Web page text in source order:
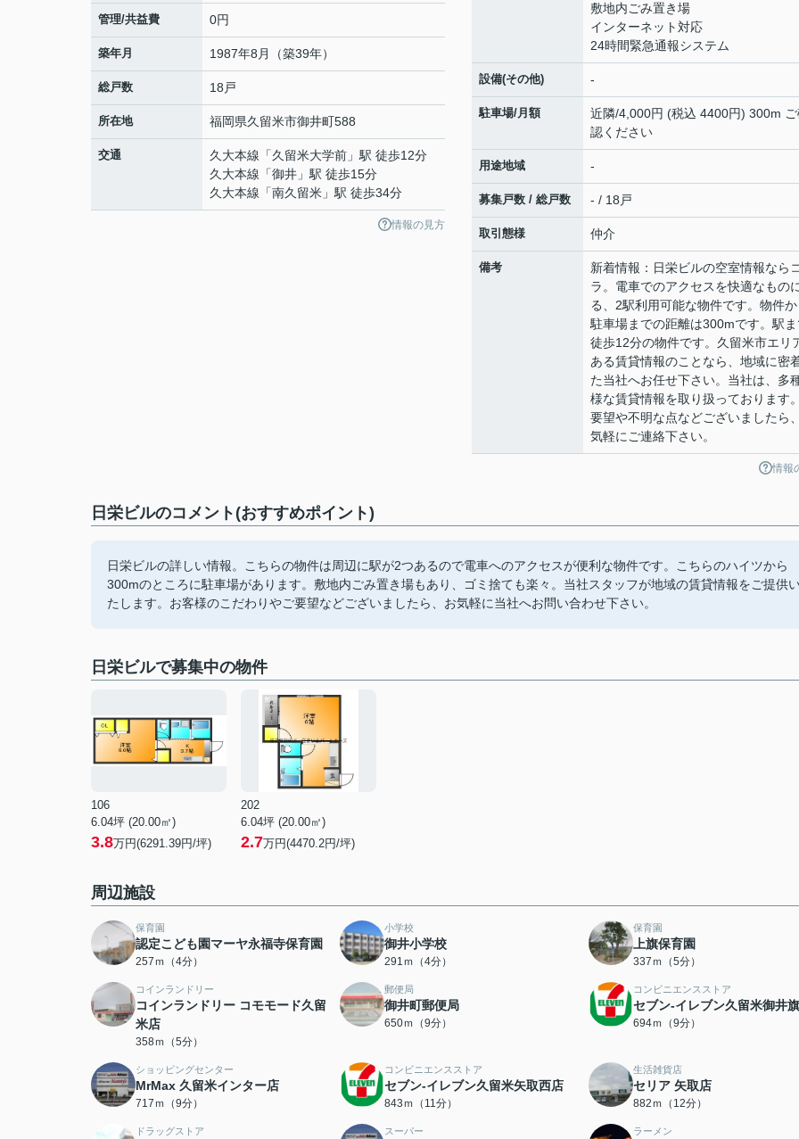
管理/共益費 0円
築年月 1987年8月（築39年）
総戸数 18戸
所在地 福岡県久留米市御井町588
交通 久大本線 「久留米大学前 」駅 徒歩12分
久大本線 「御井 」駅 徒歩15分
久大本線 「南久留米 」駅 徒歩34分
情報の見方
敷地内ごみ置き場
インターネット対応
24時間緊急通報システム
設備(その他) -
駐車場/月額
近隣/4,000円 (税込 4400円) 300m
認ください
用途地域 -
募集戸数 / 総戸数 - / 18戸
取引態様 仲介
備考
新着情報：日栄ビルの空室情報なら
ラ。電車でのアクセスを快適なもの
る、2駅利用可能な物件です。物件
駐車場までの距離は300mです。駅
徒歩12分の物件です。久留米市エリ
ある賃貸情報のことなら、地域に密
た当社へお任せ下さい。当社は、多
様な賃貸情報を取り扱っております
要望や不明な点などございましたら
気軽にご連絡下さい。
情報
日栄ビルのコメント(おすすめポイント)
日栄ビルの詳しい情報。こちらの物件は周辺に駅が2つあるので電車へのアクセスが便利な物件です。こちらのハイツから
300mのところに駐車場があります。敷地内ごみ置き場もあり、ゴミ捨ても楽々。当社スタッフが地域の賃貸情報をご提供
たします。お客様のこだわりやご要望などございましたら、お気軽に当社へお問い合わせ下さい。
日栄ビルで募集中の物件
106
6.04坪 (20.00㎡)
3.8万円(6291.39円/坪)
202
6.04坪 (20.00㎡)
2.7万円(4470.2円/坪)
周辺施設
保育園
認定こども園マーヤ永福寺保育園
257ｍ（4分）
小学校
御井小学校
291ｍ（4分）
保育園
上旗保育園
337ｍ（5分）
コインランドリー
コインランドリー コモモード久留
米店
358ｍ（5分）
郵便局
御井町郵便局
650ｍ（9分）
コンビニエンスストア
セブン-イレブン久留米御井
694ｍ（9分）
ショッピングセンター
MrMax 久留米インター店
717ｍ（9分）
コンビニエンスストア
セブン-イレブン久留米矢取西店
843ｍ（11分）
生活雑貨店
セリア 矢取店
882ｍ（12分）
ドラッグストア スーパー ラーメン